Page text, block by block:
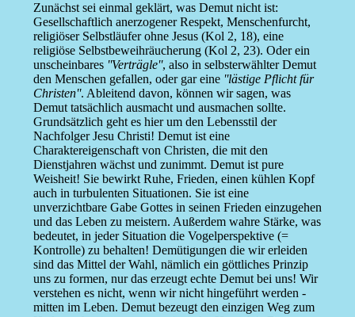
Zunächst sei einmal geklärt, was Demut nicht ist:
Gesellschaftlich anerzogener Respekt, Menschenfurcht,
religiöser Selbstläufer ohne Jesus (Kol 2, 18), eine
religiöse Selbstbeweihräucherung (Kol 2, 23). Oder ein
unscheinbares ''Verträgle'', also in selbsterwählter Demut
den Menschen gefallen, oder gar eine ''lästige Pflicht für
Christen''. Ableitend davon, können wir sagen, was
Demut tatsächlich ausmacht und ausmachen sollte.
Grundsätzlich geht es hier um den Lebensstil der
Nachfolger Jesu Christi! Demut ist eine
Charaktereigenschaft von Christen, die mit den
Dienstjahren wächst und zunimmt. Demut ist pure
Weisheit! Sie bewirkt Ruhe, Frieden, einen kühlen Kopf
auch in turbulenten Situationen. Sie ist eine
unverzichtbare Gabe Gottes in seinen Frieden einzugehen
und das Leben zu meistern. Außerdem wahre Stärke, was
bedeutet, in jeder Situation die Vogelperspektive (=
Kontrolle) zu behalten! Demütigungen die wir erleiden
sind das Mittel der Wahl, nämlich ein göttliches Prinzip
uns zu formen, nur das erzeugt echte Demut bei uns! Wir
verstehen es nicht, wenn wir nicht hingeführt werden -
mitten im Leben. Demut bezeugt den einzigen Weg zum